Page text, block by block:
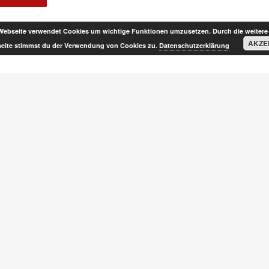
verwendet Cookies um wichtige Funktionen umzusetzen. Durch die
stimmst du der Verwendung von Cookies zu. Datenschutzerklärung